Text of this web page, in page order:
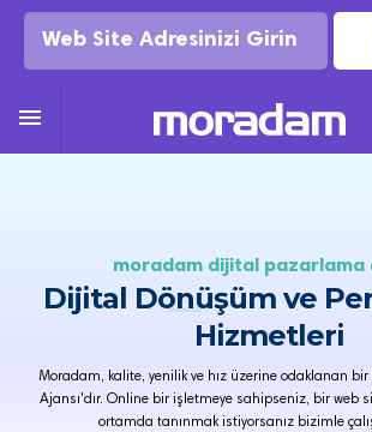

moradam di̇ji̇tal pazarlama
Dijital Dönüşüm ve
Hizmetleri
Moradam, kalite, yenilik ve hız üzerine odaklanan
Ajansı'dır. Online bir işletmeye sahipseniz, bir web
ortamda tanınmak istiyorsanız bizimle